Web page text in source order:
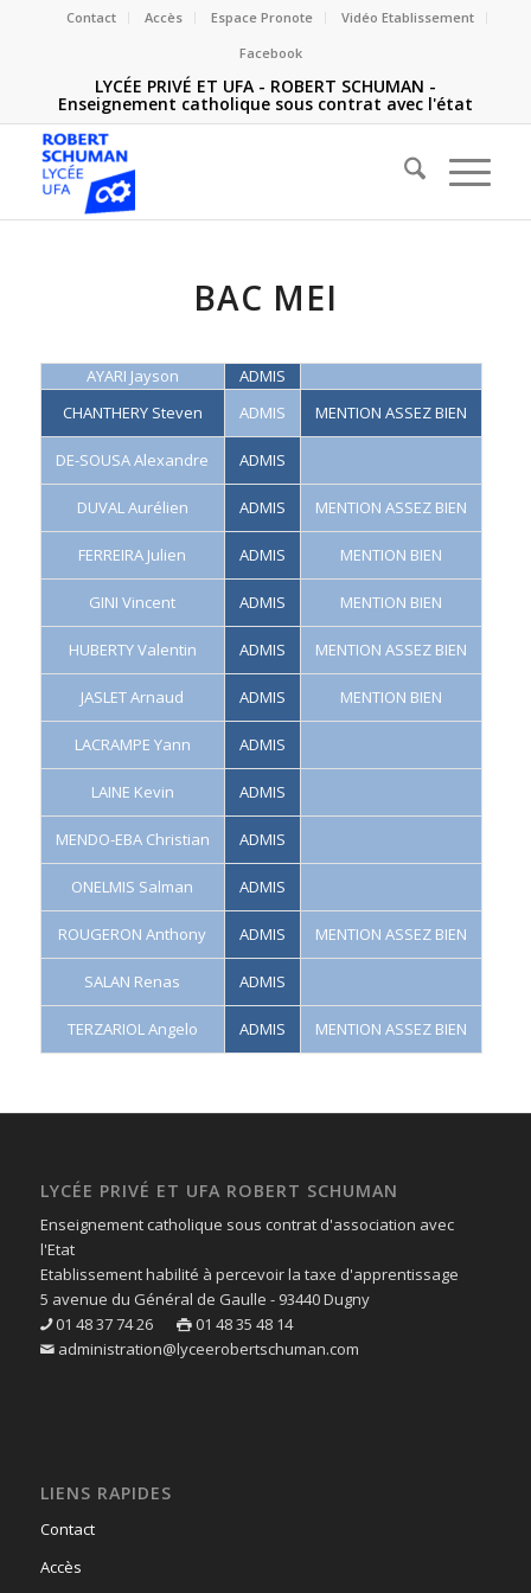
Contact Accès Espace Pronote
Vidéo Etablissement
Facebook
LYCÉE PRIVÉ ET UFA - ROBERT SCHUMAN -
Enseignement catholique sous contrat avec l'état
BAC MEI
AYARI Jayson
ADMIS
CHANTHERY Steven
ADMIS MENTION ASSEZ BIEN
DE-SOUSA Alexandre ADMIS
DUVAL Aurélien ADMIS MENTION ASSEZ BIEN
FERREIRA Julien ADMIS MENTION BIEN
GINI Vincent ADMIS MENTION BIEN
HUBERTY Valentin ADMIS MENTION ASSEZ BIEN
JASLET Arnaud ADMIS MENTION BIEN
LACRAMPE Yann ADMIS
LAINE Kevin ADMIS
MENDO-EBA Christian ADMIS
ONELMIS Salman ADMIS
ROUGERON Anthony ADMIS MENTION ASSEZ BIEN
SALAN Renas ADMIS
TERZARIOL Angelo ADMIS MENTION ASSEZ BIEN
LYCÉE PRIVÉ ET UFA ROBERT SCHUMAN
Enseignement catholique sous contrat d'association avec
l'Etat
Etablissement habilité à percevoir la taxe d'apprentissage
5 avenue du Général de Gaulle - 93440 Dugny
01 48 37 74 26
01 48 35 48 14
administration@lyceerobertschuman.com
LIENS RAPIDES
Contact
Accès